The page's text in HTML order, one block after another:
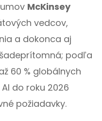
McKinsey
vedcov,
a dokonca aj
podľa
60 % globálnych
do roku 2026
požiadavky.